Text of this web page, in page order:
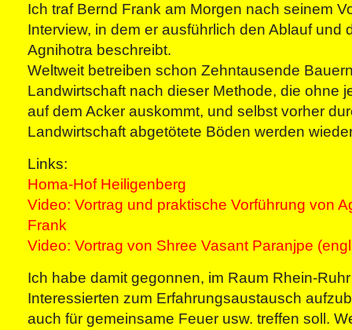
Ich traf Bernd Frank am Morgen nach seinem
Interview, in dem er ausführlich den Ablauf und
Agnihotra beschreibt.
Weltweit betreiben schon Zehntausende
Landwirtschaft nach dieser Methode, die ohne
auf dem Acker auskommt, und selbst vorher
Landwirtschaft abgetötete Böden werden
Links:
Homa-Hof Heiligenberg
Video: Vortrag und praktische Vorführung von
Frank
Video: Vortrag von Shree Vasant Paranjpe
Ich habe damit gegonnen, im Raum Rhein-
Interessierten zum Erfahrungsaustausch
auch für gemeinsame Feuer usw. treffen soll.